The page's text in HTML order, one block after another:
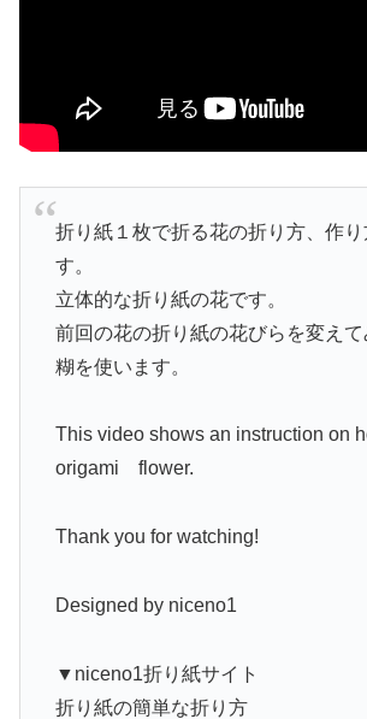
折り紙１枚で折る花の折り方、作り
す。
立体的な折り紙の花です。
前回の花の折り紙の花びらを変えて
糊を使います。
This video shows an instruction on
origami flower.
Thank you for watching!
Designed by niceno1
▼niceno1折り紙サイト
折り紙の簡単な折り方